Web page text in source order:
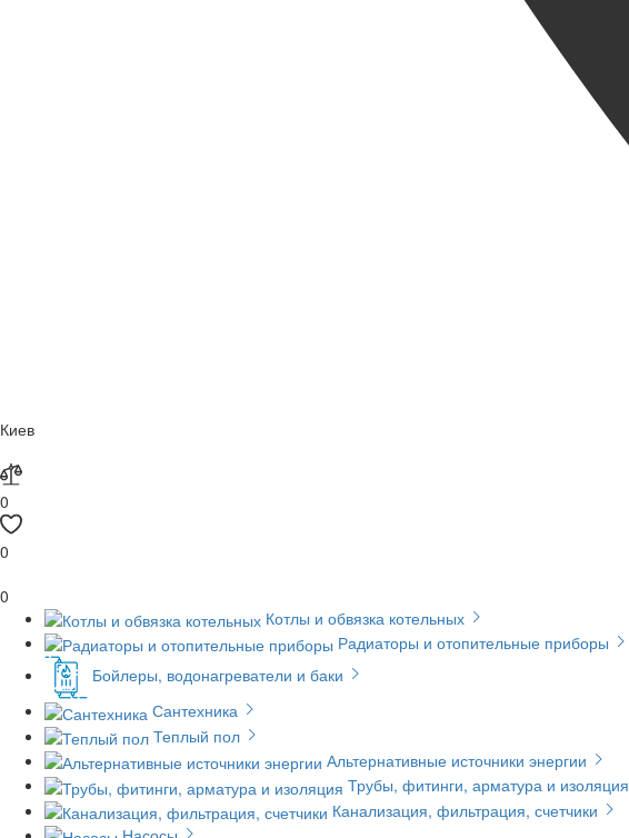
Киев
0
0
0
Котлы и обвязка котельных
Радиаторы и отопительные приборы
Бойлеры, водонагреватели и баки
Сантехника
Теплый пол
Альтернативные источники энергии
Трубы, фитинги, арматура и изоляция
Канализация, фильтрация, счетчики